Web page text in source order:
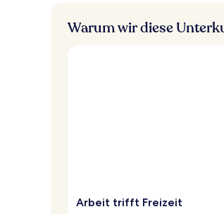
Warum wir diese
Arbeit trifft Freizeit